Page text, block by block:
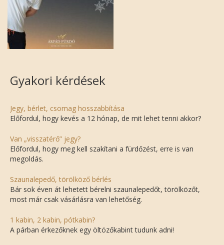
Gyakori kérdések
Jegy, bérlet, csomag hosszabbítása
Előfordul, hogy kevés a 12 hónap, de mit lehet tenni akkor?
Van „visszatérő” jegy?
Előfordul, hogy meg kell szakítani a fürdőzést, erre is van
megoldás.
Szaunalepedő, törölköző bérlés
Bár sok éven át lehetett bérelni szaunalepedőt, törölközőt,
most már csak vásárlásra van lehetőség.
1 kabin, 2 kabin, pótkabin?
A párban érkezőknek egy öltözőkabint tudunk adni!